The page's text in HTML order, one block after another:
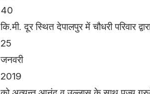
40
कि.मी. दूर स्थित देपालपुर में चौधरी परिवार
25
जनवरी
2019